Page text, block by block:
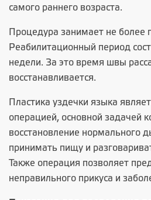
самого раннего возраста.
Процедура занимает не более
Реабилитационный период
недели. За это время швы
восстанавливается.
Пластика уздечки языка
операцией, основной задачей
восстановление нормального
принимать пищу и
Также операция позволяет
неправильного прикуса и